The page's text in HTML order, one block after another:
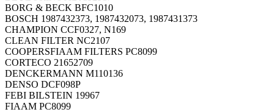
BORG & BECK BFC1010
BOSCH 1987432373, 1987432073, 1987431373
CHAMPION CCF0327, N169
CLEAN FILTER NC2107
COOPERSFIAAM FILTERS PC8099
CORTECO 21652709
DENCKERMANN M110136
DENSO DCF098P
FEBI BILSTEIN 19967
FIAAM PC8099